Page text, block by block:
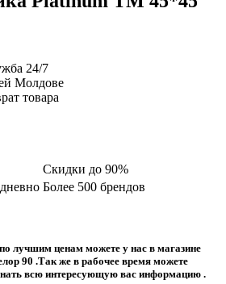
24/7
Молдове
товара
Скидки до 90%
Более 500 брендов
лучшим ценам можете у нас в магазине
90 .Так же в рабочее время можете
всю интересующую вас информацию .